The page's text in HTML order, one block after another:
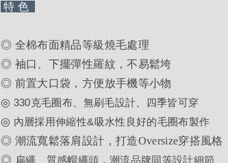
特 色
◎ 全棉布面精品等級燒毛處理
◎袖口、下擺彈性羅紋，不易鬆垮
◎前置大口袋，方便放手機等小物
◎330克毛圈布、無刷毛設計、四季皆可穿
◎內層採用伸縮性&吸水性良好的毛圈布製作
◎ 潮流寬鬆落肩設計，打造Oversize穿搭風格
◎扁繩、質感帽繩頭，潮流品牌同等設計細節